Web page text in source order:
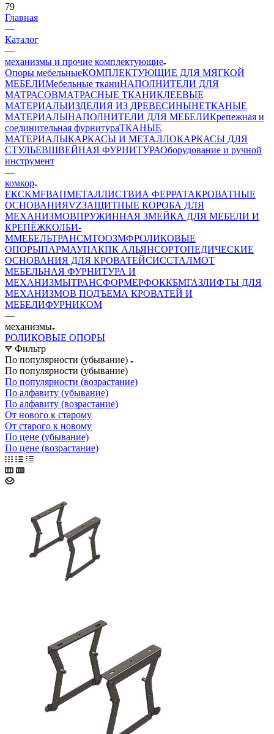
79
Главная
—
Каталог
—
механизмы и прочие комплектующие
Опоры мебельныеКОМПЛЕКТУЮЩИЕ ДЛЯ МЯГКОЙ
МЕБЕЛИМебельные тканиНАПОЛНИТЕЛИ ДЛЯ
МАТРАСОВМАТРАСНЫЕ ТКАНИКЛЕЕВЫЕ
МАТЕРИАЛЫИЗДЕЛИЯ ИЗ ДРЕВЕСИНЫНЕТКАНЫЕ
МАТЕРИАЛЫНАПОЛНИТЕЛИ ДЛЯ МЕБЕЛИКрепежная и
соединительная фурнитураТКАНЫЕ
МАТЕРИАЛЫКАРКАСЫ И МЕТАЛЛОКАРКАСЫ ДЛЯ
СТУЛЬЕВШВЕЙНАЯ ФУРНИТУРАОборудование и ручной
инструмент
—
комкор
ЕКCKMFВАПМЕТАЛЛИСТВИА ФЕРРАТАКРОВАТНЫЕ
ОСНОВАНИЯVZЗАЩИТНЫЕ КОРОБА ДЛЯ
МЕХАНИЗМОВПРУЖИННАЯ ЗМЕЙКА ДЛЯ МЕБЕЛИ И
КРЕПЁЖКОЛБИ-
ММЕБЕЛЬТРАНСMTOОЗМФРОЛИКОВЫЕ
ОПОРЫПАРМАУПАКПК АЛЬЯНСОРТОПЕДИЧЕСКИЕ
ОСНОВАНИЯ ДЛЯ КРОВАТЕЙСИССТАЛМОТ
МЕБЕЛЬНАЯ ФУРНИТУРА И
МЕХАНИЗМЫТРАНСФОРМЕРФОККБМГАЗЛИФТЫ ДЛЯ
МЕХАНИЗМОВ ПОДЪЕМА КРОВАТЕЙ И
МЕБЕЛИФУРНИКОМ
—
механизмы
РОЛИКОВЫЕ ОПОРЫ
Фильтр
По популярности (убывание)
По популярности (убывание)
По популярности (возрастание)
По алфавиту (убывание)
По алфавиту (возрастание)
От нового к старому
От старого к новому
По цене (убывание)
По цене (возрастание)